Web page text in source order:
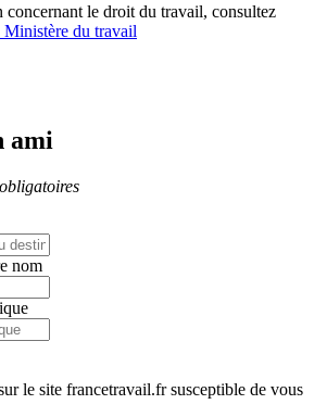
concernant le droit du travail, consultez
Ministère du travail
ami
nom
le site francetravail.fr susceptible de vous